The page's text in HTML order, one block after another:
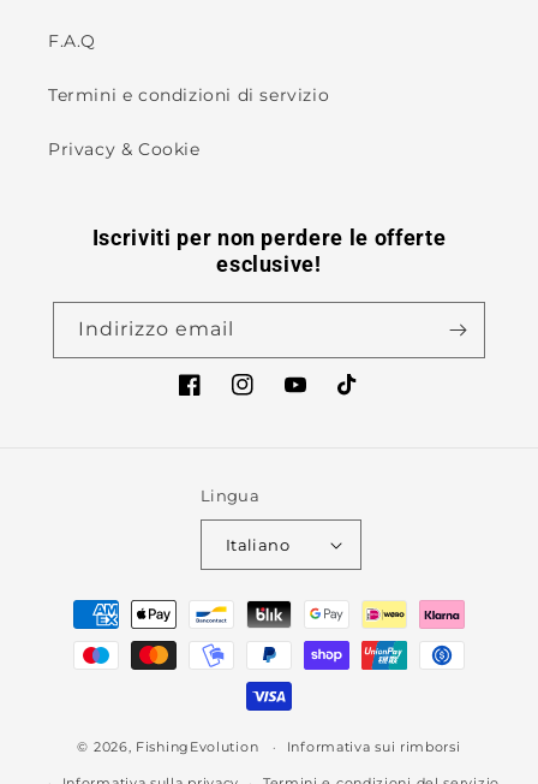
F.A.Q
Termini e condizioni di servizio
Privacy & Cookie
Iscriviti per non perdere le offerte
esclusive!
Indirizzo email
FacebookInstagramYouTubeTikTok
Lingua
Italiano
Metodi
pagamento
© 2026, FishingEvolution Informativa sui rimborsi